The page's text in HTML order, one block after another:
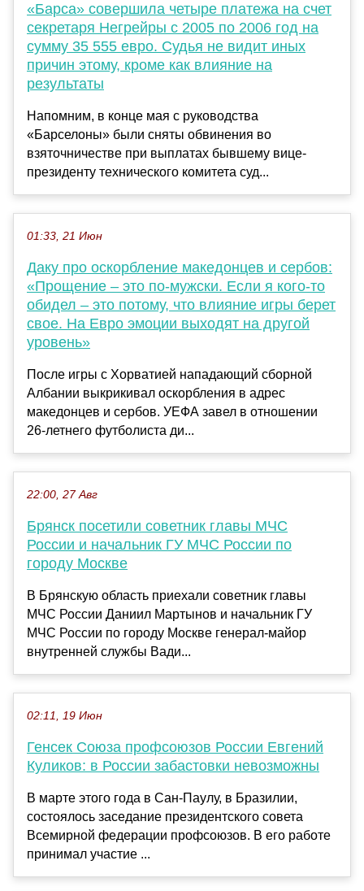
«Барса» совершила четыре платежа на счет
секретаря Негрейры с 2005 по 2006 год на
сумму 35 555 евро. Судья не видит иных
причин этому, кроме как влияние на
результаты
Напомним, в конце мая с руководства
«Барселоны» были сняты обвинения во
взяточничестве при выплатах бывшему вице-
президенту технического комитета суд...
01:33, 21 Июн
Даку про оскорбление македонцев и сербов:
«Прощение – это по-мужски. Если я кого-то
обидел – это потому, что влияние игры берет
свое. На Евро эмоции выходят на другой
уровень»
После игры с Хорватией нападающий сборной
Албании выкрикивал оскорбления в адрес
македонцев и сербов. УЕФА завел в отношении
26-летнего футболиста ди...
22:00, 27 Авг
Брянск посетили советник главы МЧС
России и начальник ГУ МЧС России по
городу Москве
В Брянскую область приехали советник главы
МЧС России Даниил Мартынов и начальник ГУ
МЧС России по городу Москве генерал-майор
внутренней службы Вади...
02:11, 19 Июн
Генсек Союза профсоюзов России Евгений
Куликов: в России забастовки невозможны
В марте этого года в Сан-Паулу, в Бразилии,
состоялось заседание президентского совета
Всемирной федерации профсоюзов. В его работе
принимал участие ...